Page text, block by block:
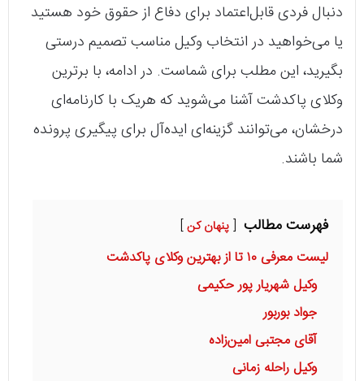
دنبال فردی قابل‌اعتماد برای دفاع از حقوق خود هستید
یا می‌خواهید در انتخاب وکیل مناسب تصمیم درستی
بگیرید، این مطلب برای شماست. در ادامه، با برترین
وکلای پاکدشت آشنا می‌شوید که هریک با کارنامه‌ای
درخشان، می‌توانند گزینه‌ای ایده‌آل برای پیگیری پرونده
شما باشند.
فهرست مطالب پنهان کن
لیست معرفی ۱۰ تا از بهترین وکلای پاکدشت
وکیل شهریار پور حکیمی
جواد بوربور
آقای مجتبی امین‌زاده
وکیل راحله زمانی